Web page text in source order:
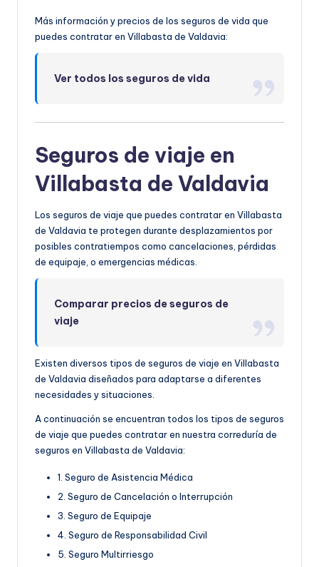
Más información y precios de los seguros de vida que
puedes contratar en Villabasta de Valdavia:
Ver todos los seguros de vida
Seguros de viaje en
Villabasta de Valdavia
Los seguros de viaje que puedes contratar en Villabasta
de Valdavia te protegen durante desplazamientos por
posibles contratiempos como cancelaciones, pérdidas
de equipaje, o emergencias médicas.
Comparar precios de seguros de
viaje
Existen diversos tipos de seguros de viaje en Villabasta
de Valdavia diseñados para adaptarse a diferentes
necesidades y situaciones.
A continuación se encuentran todos los tipos de seguros
de viaje que puedes contratar en nuestra correduría de
seguros en Villabasta de Valdavia:
1. Seguro de Asistencia Médica
2. Seguro de Cancelación o Interrupción
3. Seguro de Equipaje
4. Seguro de Responsabilidad Civil
5. Seguro Multirriesgo